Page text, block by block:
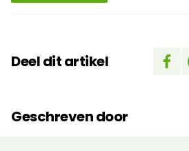
Deel dit artikel
Geschreven door